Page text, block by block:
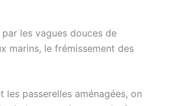
par les vagues douces de
marins, le frémissement des
les passerelles aménagées, on